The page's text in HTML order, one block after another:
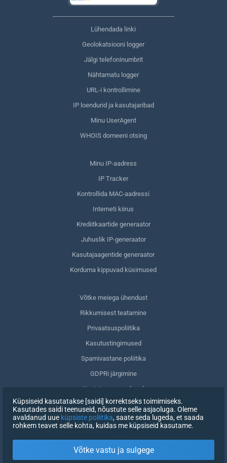
Lühendada linki
Geolokatsiooni logger
Jälgi telefoninumbrit
Nähtamatu logger
URL-i kontrollimine
IP loendurid ja kasutajaribad
Minu UserAgent
WHOIS domeeni otsing
Minu IP-aadress
IP Tracker
Kontrollida MAC-aadressi
Interneti kiirus
Krediitkaartide generaator
Juhuslik IP-generaator
Kasutajaagentide generaator
Korduma kippuvad küsimused
Võtke meiega ühendust
Rikkumisest teatamine
Privaatsuspoliitika
Kasutustingimused
Spamivastane poliitika
GDPRi järgimine
Kustuta oma andmed
Nõusoleku tagasivõtmine
LOGI SISSE
Küpsiseid kasutatakse [saidi] korrektseks toimimiseks.
Kasutades saidi teenuseid, nõustute selle asjaoluga. Oleme
avaldanud uue küpsiste poliitika, saate seda lugeda, et saada
rohkem teavet selle kohta, kuidas me küpsiseid kasutame.
Võtke vastu ja sulgege